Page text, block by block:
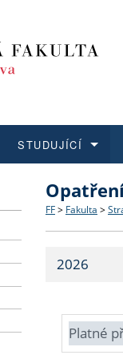
Struktura
Strategie
Fakultní
Co
Učitelské
STUDUJÍCÍ
O vědě a
Aktuální
FF > Fakulta >
2026
Platné